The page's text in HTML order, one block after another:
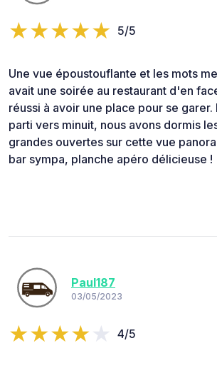
5/5
Une vue époustouflante et les mots
avait une soirée au restaurant d'en
réussi à avoir une place pour se
parti vers minuit, nous avons dormis
grandes ouvertes sur cette vue
bar sympa, planche apéro délicieuse !
Paul187
03/05/2023
4/5